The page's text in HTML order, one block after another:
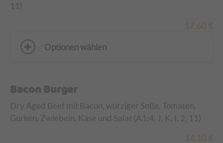
11)
17,60 €
Optionen wählen
Bacon Burger
Dry Aged Beef mit Bacon, würziger Soße, Tomaten,
Gurken, Zwiebeln, Käse und Salat (A1:4, J, K, I, 2, 11)
14,10 €